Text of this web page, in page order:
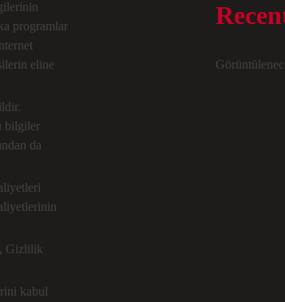
programlar
eline
bilgiler
da
Gizlilik
kabul